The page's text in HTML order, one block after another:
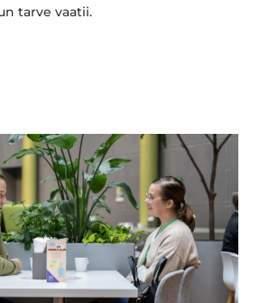
tarve vaatii.